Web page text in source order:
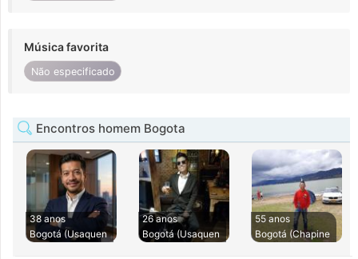
Música favorita
Não especificado
Encontros homem Bogota
38 anos
Bogotá (Usaquen
26 anos
Bogotá (Usaquen
55 anos
Bogotá (Chapine